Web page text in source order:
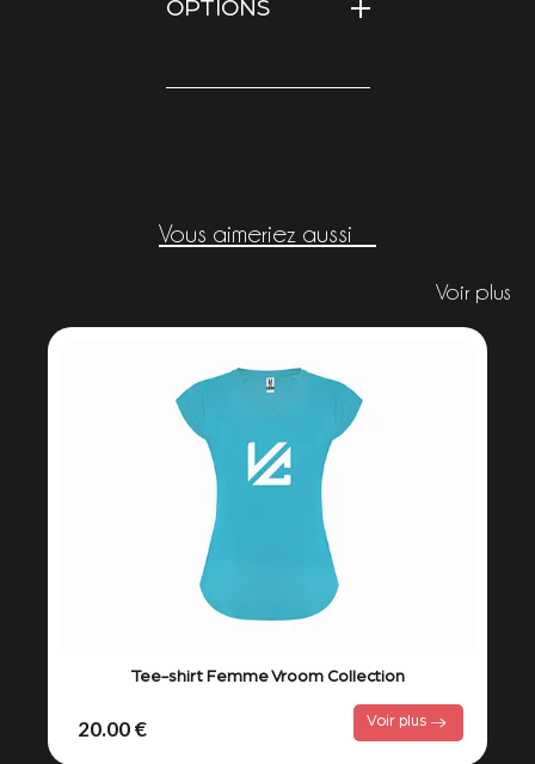
OPTIONS
Vous aimeriez aussi
Voir plus
Tee-shirt Femme Vroom Collection
20.00 € Voir plus